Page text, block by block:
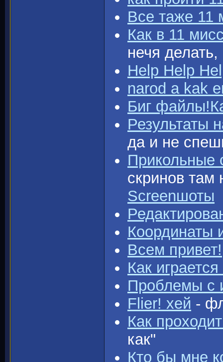
Все таже 11
Как в 11
нечя
Help Help
narod a kak
Биг
Результаты
да и не
Прикольные
скринов там
Screenшоты
Координаты
Всем привет!
Как
Проблемы с
Flier! хей -
Как
как"
Кто бы мне